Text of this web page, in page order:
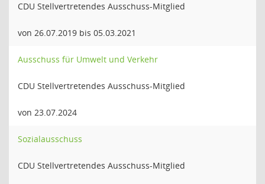
CDU Stellvertretendes Ausschuss-Mitglied
von 26.07.2019 bis 05.03.2021
Ausschuss für Umwelt und Verkehr
CDU Stellvertretendes Ausschuss-Mitglied
von 23.07.2024
Sozialausschuss
CDU Stellvertretendes Ausschuss-Mitglied